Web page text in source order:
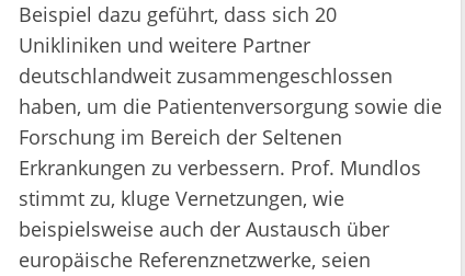
Beispiel dazu geführt, dass sich 20
Unikliniken und weitere Partner
deutschlandweit zusammengeschlossen
haben, um die Patientenversorgung sowie die
Forschung im Bereich der Seltenen
Erkrankungen zu verbessern. Prof. Mundlos
stimmt zu, kluge Vernetzungen, wie
beispielsweise auch der Austausch über
europäische Referenznetzwerke, seien